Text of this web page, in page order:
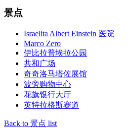
景点
Israelita Albert Einstein 医院
Marco Zero
伊比拉普埃拉公园
共和广场
奇奇洛马塔佐展馆
波旁购物中心
花旗银行大厅
英特拉格斯赛道
Back to 景点 list